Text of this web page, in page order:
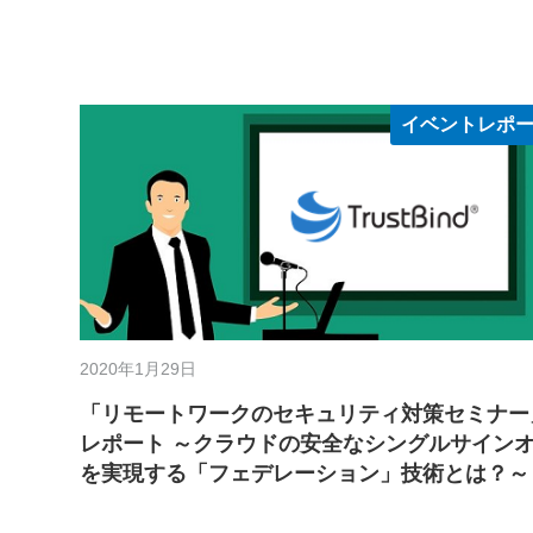
イベントレポ
2020年1月29日
「リモートワークのセキュリティ対策セミナー
レポート ～クラウドの安全なシングルサイン
を実現する「フェデレーション」技術とは？～